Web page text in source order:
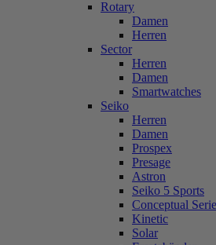
Rotary
Damen
Herren
Sector
Herren
Damen
Smartwatches
Seiko
Herren
Damen
Prospex
Presage
Astron
Seiko 5 Sports
Conceptual
Kinetic
Solar